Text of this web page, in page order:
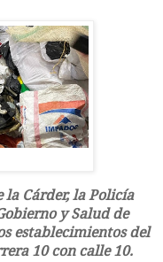
Cárder, la Policía
y Salud de
establecimientos del
10 con calle 10.